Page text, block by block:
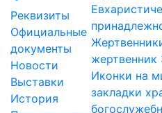
Реквизиты
Официальные
документы
Новости
Выставки
История
жертвенник
Иконки на
закладки